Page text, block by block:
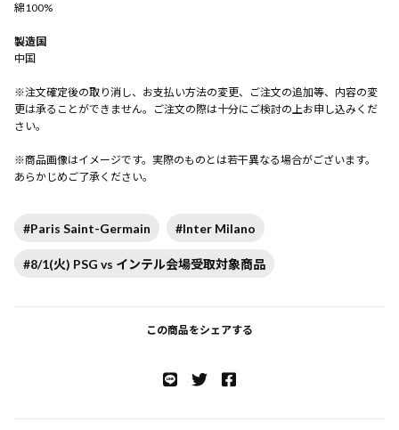
綿100%
製造国
中国
※注文確定後の取り消し、お支払い方法の変更、ご注文の追加等、内容の変
更は承ることができません。ご注文の際は十分にご検討の上お申し込みくだ
さい。
※商品画像はイメージです。実際のものとは若干異なる場合がございます。
あらかじめご了承ください。
#Paris Saint-Germain #Inter Milano
#8/1(火) PSG vs インテル会場受取対象商品
この商品をシェアする